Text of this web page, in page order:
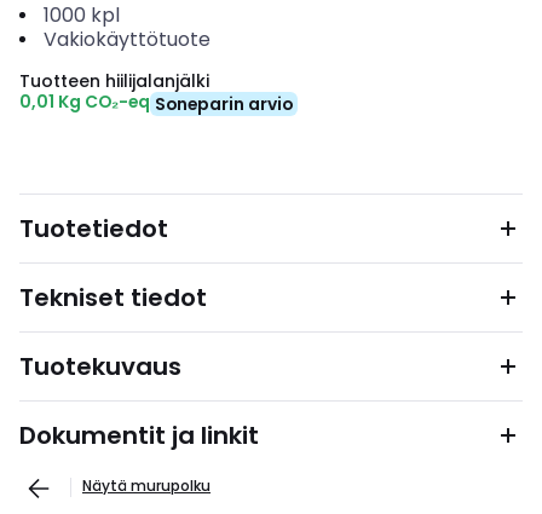
1000 kpl
Vakiokäyttötuote
Tuotteen hiilijalanjälki
0,01 Kg CO₂-eq Soneparin arvio
Tuotetiedot
Tekniset tiedot
Tuotekuvaus
Dokumentit ja linkit
Näytä murupolku